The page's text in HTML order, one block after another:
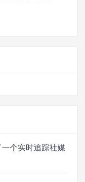
个实时追踪社媒